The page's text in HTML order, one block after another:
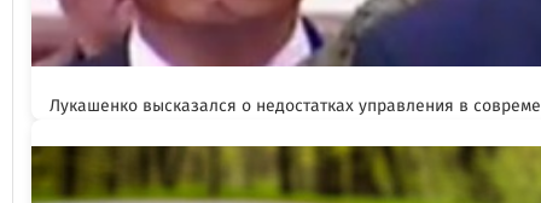
Лукашенко высказался о недостатках управления в